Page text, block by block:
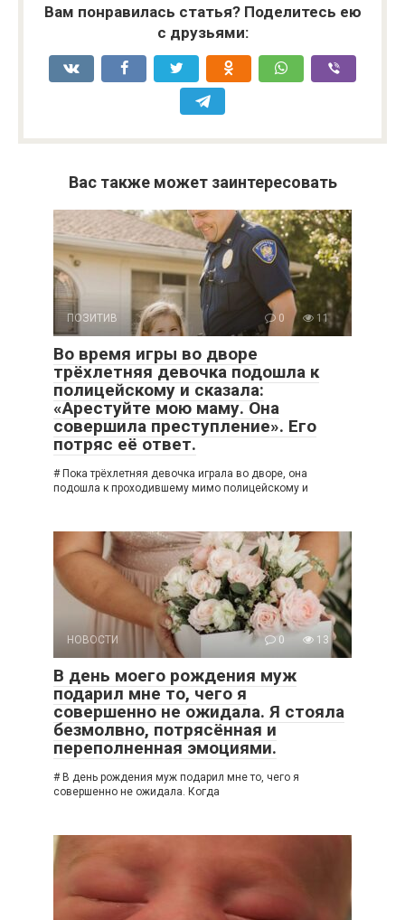
Вам понравилась статья? Поделитесь ею
с друзьями:
Вас также может заинтересовать
ПОЗИТИВ 0 11
Во время игры во дворе
трёхлетняя девочка подошла к
полицейскому и сказала:
«Арестуйте мою маму. Она
совершила преступление». Его
потряс её ответ.
# Пока трёхлетняя девочка играла во дворе, она
подошла к проходившему мимо полицейскому и
НОВОСТИ 0 13
В день моего рождения муж
подарил мне то, чего я
совершенно не ожидала. Я стояла
безмолвно, потрясённая и
переполненная эмоциями.
# В день рождения муж подарил мне то, чего я
совершенно не ожидала. Когда